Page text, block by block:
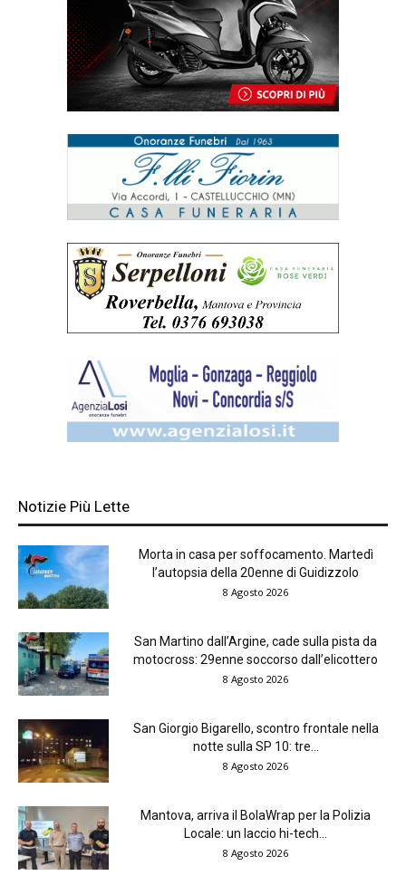
Notizie Più Lette
Morta in casa per soffocamento. Martedì
l’autopsia della 20enne di Guidizzolo
8 Agosto 2026
San Martino dall’Argine, cade sulla pista da
motocross: 29enne soccorso dall’elicottero
8 Agosto 2026
San Giorgio Bigarello, scontro frontale nella
notte sulla SP 10: tre...
8 Agosto 2026
Mantova, arriva il BolaWrap per la Polizia
Locale: un laccio hi-tech...
8 Agosto 2026